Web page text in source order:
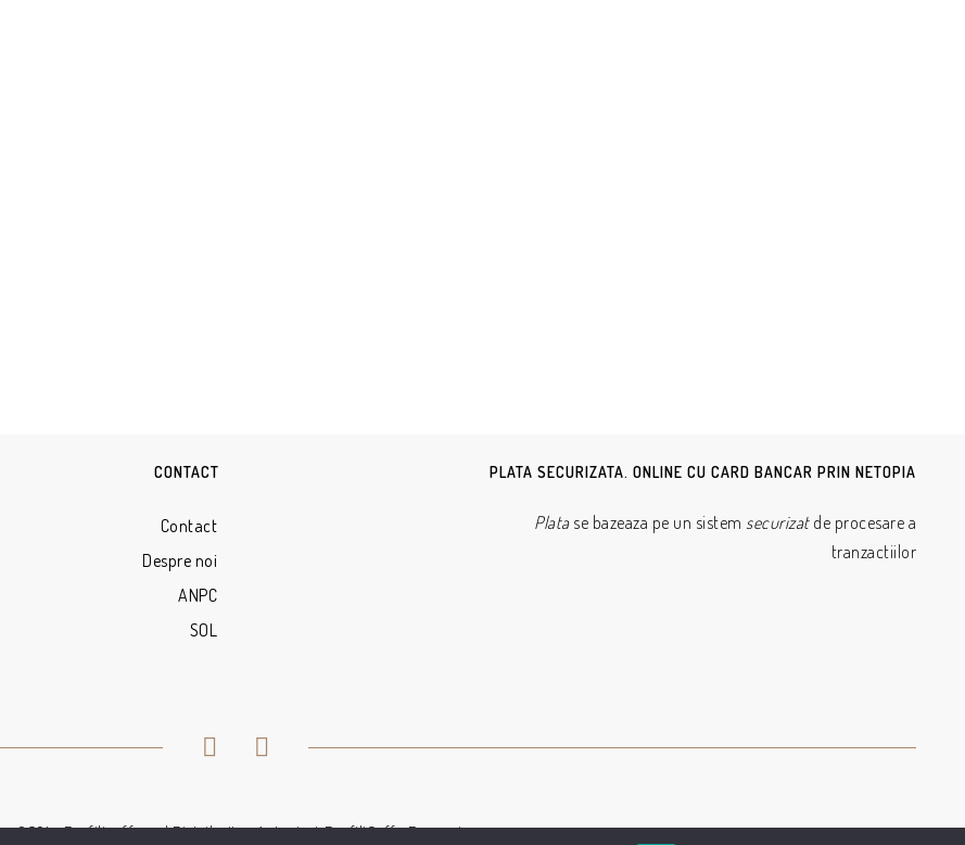
CONTACT
Contact
Despre noi
ANPC
SOL
PLATA SECURIZATA. ONLINE CU CARD BANCAR PRIN NETOPIA
Platase bazeaza pe un sistem securizatde procesare a
tranzactiilor
© 2021 - Profilicaffe.ro | Distribuitor Autorizat ProfiliCaffe Romania